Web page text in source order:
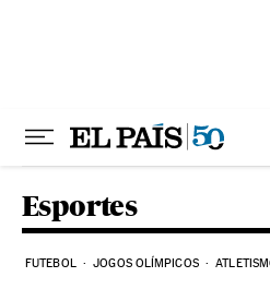
Esportes
FUTEBOL JOGOS OLÍMPICOS